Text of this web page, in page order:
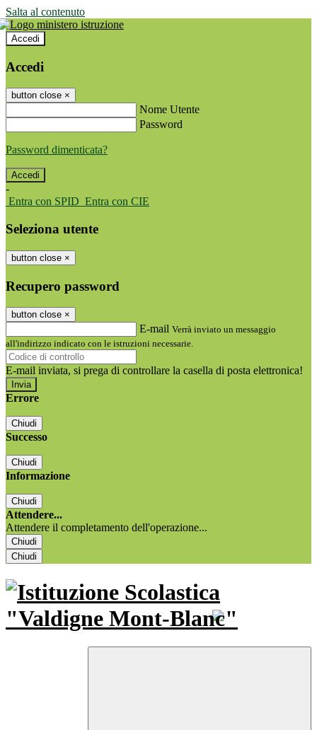
Salta al contenuto
Accedi
Accedi
button close ×
Nome Utente
Password
Password dimenticata?
-
Entra con SPID Entra con CIE
Seleziona utente
button close ×
Recupero password
button close ×
E-mail Verrà inviato un messaggio
all'indirizzo indicato con le istruzioni necessarie.
E-mail inviata, si prega di controllare la casella di posta elettronica!
Errore
Chiudi
Successo
Chiudi
Informazione
Chiudi
Attendere...
Attendere il completamento dell'operazione...
Chiudi
Chiudi